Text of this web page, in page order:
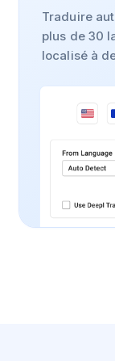
Traduire
plus de 30
localisé à